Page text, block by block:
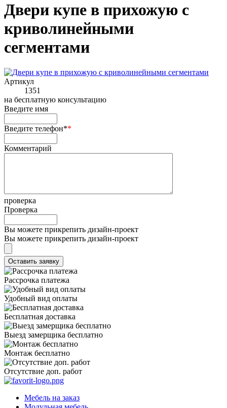
Двери купе в прихожую с
криволинейными
сегментами
Артикул
1351
на бесплатную консультацию
Введите имя
Введите телефон**
Комментарий
проверка
Проверка
Вы можете прикрепить дизайн-проект
Вы можете прикрепить дизайн-проект
Рассрочка платежа
Удобный вид оплаты
Бесплатная доставка
Выезд замерщика бесплатно
Монтаж бесплатно
Отсутствие доп. работ
Мебель на заказ